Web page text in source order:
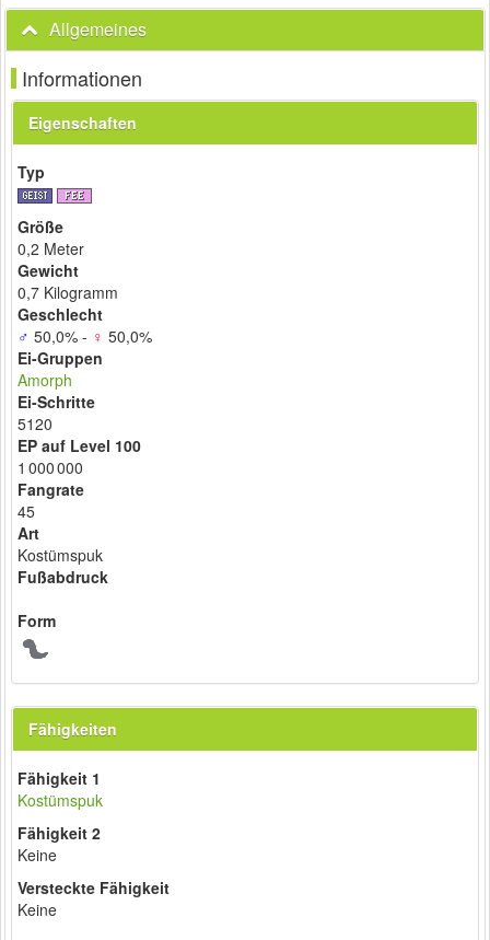
Allgemeines
Informationen
Eigenschaften
Typ
Größe
0,2 Meter
Gewicht
0,7 Kilogramm
Geschlecht
♂ 50,0% - ♀ 50,0%
Ei-Gruppen
Amorph
Ei-Schritte
5120
EP auf Level 100
1 000 000
Fangrate
45
Art
Kostümspuk
Fußabdruck
Form
Fähigkeiten
Fähigkeit 1
Kostümspuk
Fähigkeit 2
Keine
Versteckte Fähigkeit
Keine